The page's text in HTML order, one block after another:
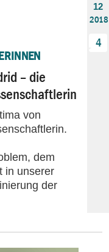
– die
von
dem
in unserer
der
12
2018
4